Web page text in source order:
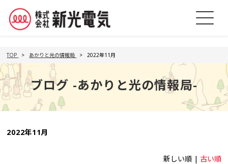
TOP あかりと光の情報局 2022年11月
ブログ -あかりと光の情報局-
2022年11月
新しい順 | 古い順